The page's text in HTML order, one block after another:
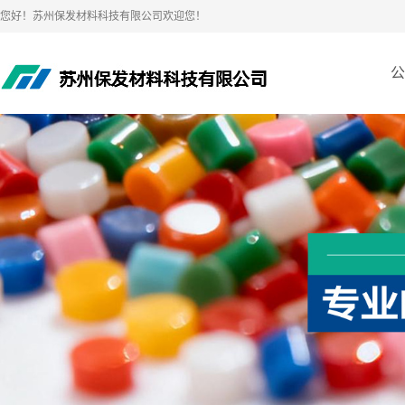
您好！苏州保发材料科技有限公司欢迎您！